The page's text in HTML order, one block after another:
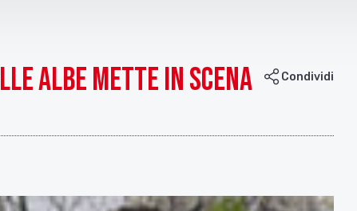
Albe mette in scena Condividi